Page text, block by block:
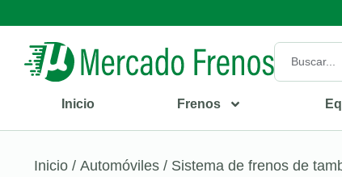
Inicio Frenos
Inicio / Automóviles / Sistema de frenos de